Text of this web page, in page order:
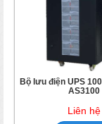
Bộ lưu điện UPS
AS3100
Liên hệ